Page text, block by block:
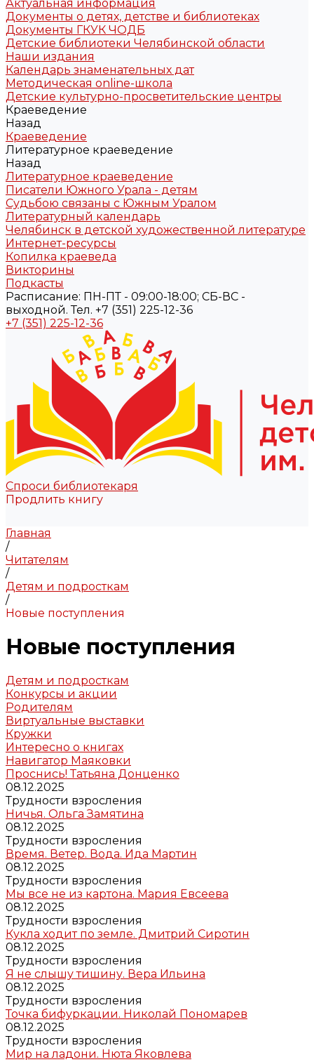
Актуальная информация
Документы о детях, детстве и библиотеках
Документы ГКУК ЧОДБ
Детские библиотеки Челябинской области
Наши издания
Календарь знаменательных дат
Методическая online-школа
Детские культурно-просветительские центры
Краеведение
Назад
Краеведение
Литературное краеведение
Назад
Литературное краеведение
Писатели Южного Урала - детям
Судьбою связаны с Южным Уралом
Литературный календарь
Челябинск в детской художественной литературе
Интернет-ресурсы
Копилка краеведа
Викторины
Подкасты
Расписание: ПН-ПТ - 09:00-18:00; СБ-ВС -
выходной. Тел. +7 (351) 225-12-36
+7 (351) 225-12-36
Спроси библиотекаря
Продлить книгу
Главная
/
Читателям
/
Детям и подросткам
/
Новые поступления
Новые поступления
Детям и подросткам
Конкурсы и акции
Родителям
Виртуальные выставки
Кружки
Интересно о книгах
Навигатор Маяковки
Проснись! Татьяна Донценко
08.12.2025
Трудности взросления
Ничья. Ольга Замятина
08.12.2025
Трудности взросления
Время. Ветер. Вода. Ида Мартин
08.12.2025
Трудности взросления
Мы все не из картона. Мария Евсеева
08.12.2025
Трудности взросления
Кукла ходит по земле. Дмитрий Сиротин
08.12.2025
Трудности взросления
Я не слышу тишину. Вера Ильина
08.12.2025
Трудности взросления
Точка бифуркации. Николай Пономарев
08.12.2025
Трудности взросления
Мир на ладони. Нюта Яковлева